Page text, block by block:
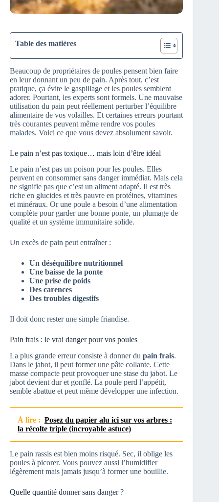
Table des matières
Beaucoup de propriétaires de poules pensent bien faire
en leur donnant un peu de pain. Après tout, c’est
pratique, ça évite le gaspillage et les poules semblent
adorer. Pourtant, les experts sont formels. Une mauvaise
utilisation du pain peut réellement perturber l’équilibre
alimentaire de vos volailles. Et certaines erreurs pourtant
très courantes peuvent même rendre vos poules
malades. Voici ce que vous devez absolument savoir.
Le pain n’est pas toxique… mais loin d’être idéal
Le pain n’est pas un poison pour les poules. Elles
peuvent en consommer sans danger immédiat. Mais cela
ne signifie pas que c’est un aliment adapté. Il est très
riche en glucides et très pauvre en protéines, vitamines
et minéraux. Or une poule a besoin d’une alimentation
complète pour garder une bonne ponte, un plumage de
qualité et un système immunitaire solide.
Un excès de pain peut entraîner :
Un déséquilibre nutritionnel
Une baisse de la ponte
Une prise de poids
Des carences
Des troubles digestifs
Il doit donc rester une simple friandise.
Pain frais : le vrai danger pour vos poules
La plus grande erreur consiste à donner du pain frais.
Dans le jabot, il peut former une pâte collante. Cette
masse compacte peut provoquer une stase du jabot. Le
jabot devient dur et gonflé. La poule perd l’appétit,
semble abattue et peut même développer une infection.
À lire : Posez du papier alu ici sur vos arbres :
la récolte triple (incroyable astuce)
Le pain rassis est bien moins risqué. Sec, il oblige les
poules à picorer. Vous pouvez aussi l’humidifier
légèrement mais jamais jusqu’à former une bouillie.
Quelle quantité donner sans danger ?